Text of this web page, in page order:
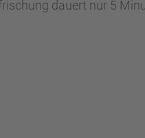
dauert nur 5